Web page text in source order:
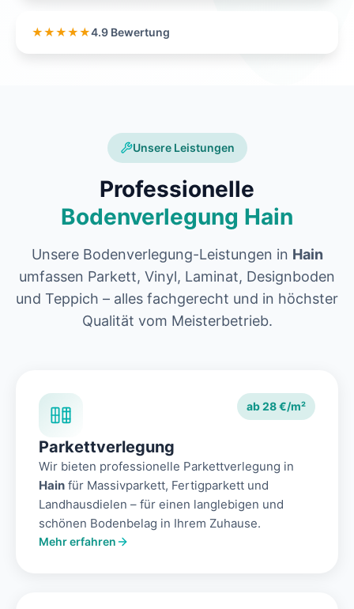
★★★★★4.9 Bewertung
Unsere Leistungen
Professionelle
Bodenverlegung Hain
Unsere Bodenverlegung-Leistungen in Hain
umfassen Parkett, Vinyl, Laminat, Designboden
und Teppich – alles fachgerecht und in höchster
Qualität vom Meisterbetrieb.
ab 28 €/m²
Parkettverlegung
Wir bieten professionelle Parkettverlegung in
Hain für Massivparkett, Fertigparkett und
Landhausdielen – für einen langlebigen und
schönen Bodenbelag in Ihrem Zuhause.
Mehr erfahren